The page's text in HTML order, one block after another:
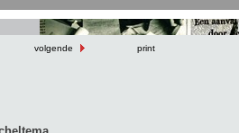
volgende print